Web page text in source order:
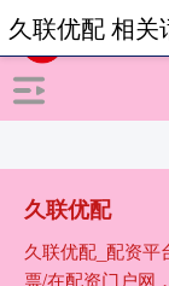
久联优配
久联优配_配资平
票/在配资门户网
久联优配 相关